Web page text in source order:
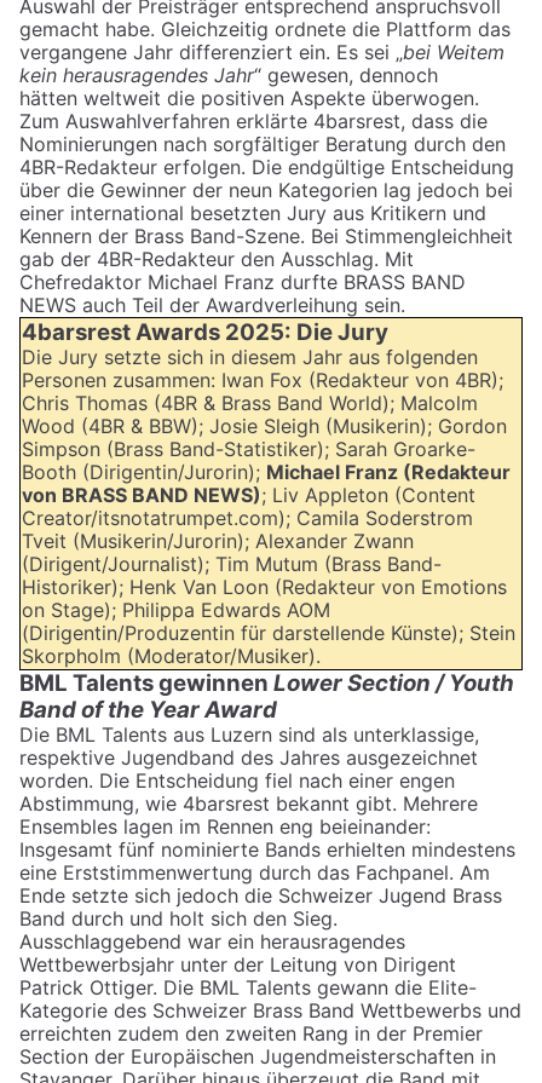
Auswahl der Preisträger entsprechend anspruchsvoll
gemacht habe. Gleichzeitig ordnete die Plattform das
vergangene Jahr differenziert ein. Es sei „bei Weitem
kein herausragendes Jahr“ gewesen, dennoch
hätten weltweit die positiven Aspekte überwogen.
Zum Auswahlverfahren erklärte 4barsrest, dass die
Nominierungen nach sorgfältiger Beratung durch den
4BR-Redakteur erfolgen. Die endgültige Entscheidung
über die Gewinner der neun Kategorien lag jedoch bei
einer international besetzten Jury aus Kritikern und
Kennern der Brass Band-Szene. Bei Stimmengleichheit
gab der 4BR-Redakteur den Ausschlag. Mit
Chefredaktor Michael Franz durfte BRASS BAND
NEWS auch Teil der Awardverleihung sein.
4barsrest Awards 2025: Die Jury
Die Jury setzte sich in diesem Jahr aus folgenden
Personen zusammen: Iwan Fox (Redakteur von 4BR);
Chris Thomas (4BR & Brass Band World); Malcolm
Wood (4BR & BBW); Josie Sleigh (Musikerin); Gordon
Simpson (Brass Band-Statistiker); Sarah Groarke-
Booth (Dirigentin/Jurorin); Michael Franz (Redakteur
von BRASS BAND NEWS); Liv Appleton (Content
Creator/itsnotatrumpet.com); Camila Soderstrom
Tveit (Musikerin/Jurorin); Alexander Zwann
(Dirigent/Journalist); Tim Mutum (Brass Band-
Historiker); Henk Van Loon (Redakteur von Emotions
on Stage); Philippa Edwards AOM
(Dirigentin/Produzentin für darstellende Künste); Stein
Skorpholm (Moderator/Musiker).
BML Talents gewinnen Lower Section / Youth
Band of the Year Award
Die BML Talents aus Luzern sind als unterklassige,
respektive Jugendband des Jahres ausgezeichnet
worden. Die Entscheidung fiel nach einer engen
Abstimmung, wie 4barsrest bekannt gibt. Mehrere
Ensembles lagen im Rennen eng beieinander:
Insgesamt fünf nominierte Bands erhielten mindestens
eine Erststimmenwertung durch das Fachpanel. Am
Ende setzte sich jedoch die Schweizer Jugend Brass
Band durch und holt sich den Sieg.
Ausschlaggebend war ein herausragendes
Wettbewerbsjahr unter der Leitung von Dirigent
Patrick Ottiger. Die BML Talents gewann die Elite-
Kategorie des Schweizer Brass Band Wettbewerbs und
erreichten zudem den zweiten Rang in der Premier
Section der Europäischen Jugendmeisterschaften in